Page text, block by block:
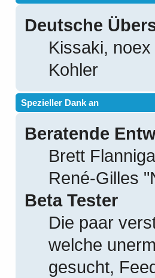
Deutsche
Kissaki,
Kohler
Spezieller Dank an
Beratende
Brett
René-Gilles
Beta Tester
Die paar
welche
gesucht,